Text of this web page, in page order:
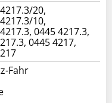
20,
10,
0445 4217.3,
0445 4217,
Fahr